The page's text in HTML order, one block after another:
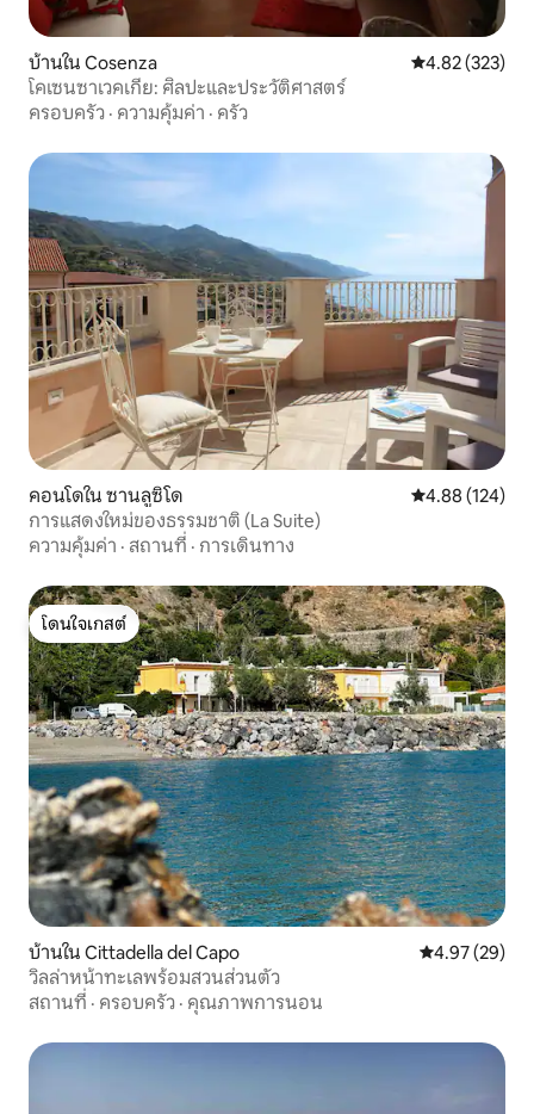
บ้านใน Cosenza คะแนนเฉลี่ย
4.82 (323)
โคเซนซาเวคเกีย: ศิลปะและประวัติศาสตร์
ครอบครัว · ความคุ้มค่า · ครัว
คอนโดใน ซานลูซิโด คะแนนเฉลี่ย
4.88 (124)
การแสดงใหม่ของธรรมชาติ (La Suite)
ความคุ้มค่า · สถานที่ · การเดินทาง
โดนใจเกสต์
โดนใจเกสต์
บ้านใน Cittadella del Capo คะแนนเฉลี่ย
4.97 (29)
วิลล่าหน้าทะเลพร้อมสวนส่วนตัว
สถานที่ · ครอบครัว · คุณภาพการนอน